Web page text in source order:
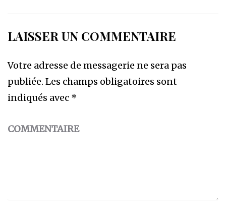
LAISSER UN COMMENTAIRE
Votre adresse de messagerie ne sera pas
publiée. Les champs obligatoires sont
indiqués avec *
COMMENTAIRE